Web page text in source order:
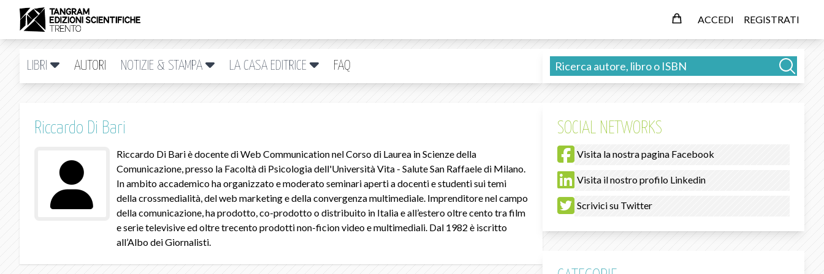
ACCEDI REGISTRATI
LIBRI AUTORI NOTIZIE & STAMPA LA CASA EDITRICE FAQ
Riccardo Di Bari
Riccardo Di Bari è docente di Web Communication nel Corso di Laurea in Scienze della
Comunicazione, presso la Facoltà di Psicologia dell'Università Vita - Salute San Raffaele di Milano.
In ambito accademico ha organizzato e moderato seminari aperti a docenti e studenti sui temi
della crossmedialità, del web marketing e della convergenza multimediale. Imprenditore nel campo
della comunicazione, ha prodotto, co-prodotto o distribuito in Italia e all’estero oltre cento tra film
e serie televisive ed oltre trecento prodotti non-ficion video e multimediali. Dal 1982 è iscritto
all’Albo dei Giornalisti.
SOCIAL NETWORKS
Visita la nostra pagina Facebook
Visita il nostro profilo Linkedin
Scrivici su Twitter